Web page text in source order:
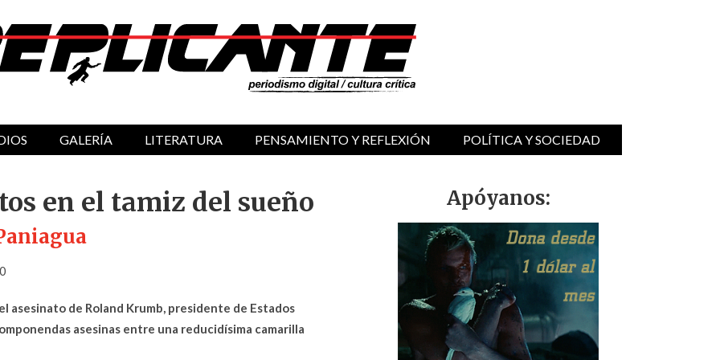
GALERÍA LITERATURA PENSAMIENTO Y REFLEXIÓN POLÍTICA Y SOCIEDAD
en el tamiz del sueño
asesinato de Roland Krumb, presidente de Estados
asesinas entre una reducidísima camarilla
Apóyanos: